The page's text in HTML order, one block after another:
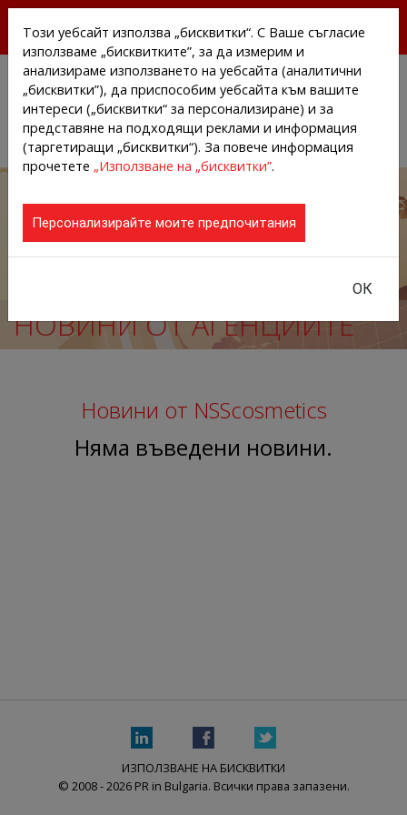
АГЕНЦИИТЕ И КОМПАНИИТЕ
НОВИНИ ОТ АГЕНЦИИТЕ
Новини от NSScosmetics
Няма въведени новини.
ИЗПОЛЗВАНЕ НА БИСКВИТКИ
© 2008 - 2026 PR in Bulgaria. Всички права запазени.
Този уебсайт използва „бисквитки“. С Ваше съгласие
използваме „бисквитките”, за да измерим и
анализираме използването на уебсайта (аналитични
„бисквитки”), да приспособим уебсайта към вашите
интереси („бисквитки“ за персонализиране) и за
представяне на подходящи реклами и информация
(таргетиращи „бисквитки“). За повече информация
прочетете „Използване на „бисквитки”.
Персонализирайте моите предпочитания
ОК